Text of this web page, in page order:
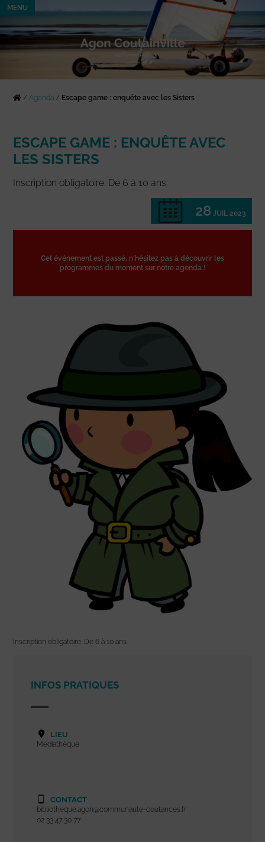
MENU
/Agenda / Escape game : enquête avec les Sisters
ESCAPE GAME : ENQUÊTE AVEC
LES SISTERS
Inscription obligatoire. De 6 à 10 ans.
28 JUIL 2023
Cet événement est passé, n'hésitez pas à découvrir les
programmes du moment sur notre agenda !
Inscription obligatoire. De 6 à 10 ans.
INFOS PRATIQUES
LIEU
Mediathèque
CONTACT
bibliotheque.agon@communaute-coutances.fr
02 33 47 30 77